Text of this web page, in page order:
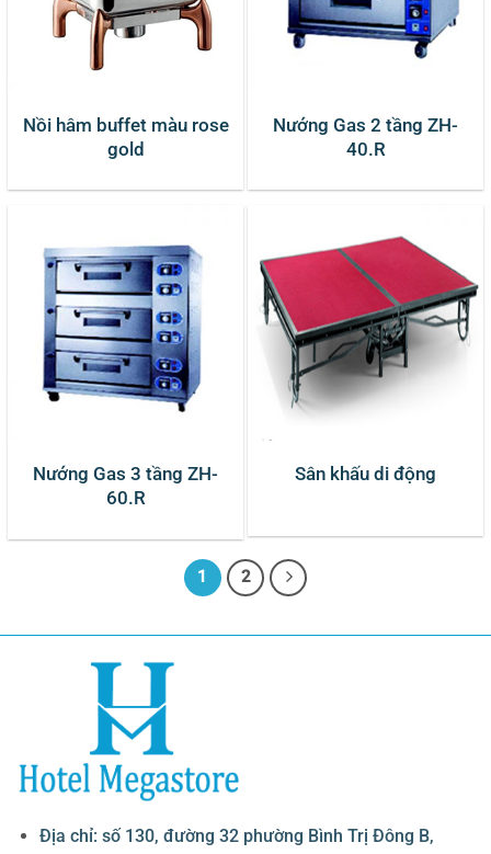
Nồi hâm buffet màu rose
gold
Nướng Gas 2 tầng ZH-
40.R
Nướng Gas 3 tầng ZH-
60.R
Sân khấu di động
1 2
Địa chỉ: số 130, đường 32 phường Bình Trị Đông B,